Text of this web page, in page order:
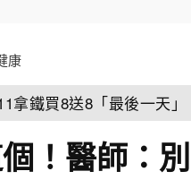
康
拿鐵買8送8「最後一天
！醫師：